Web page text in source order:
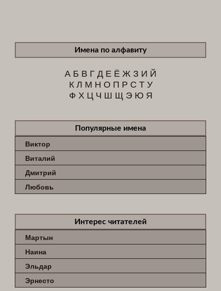
Имена по алфавиту
А Б В ГД Е Ё Ж З И Й
К Л М Н О П Р С Т У
Ф Х Ц Ч Ш Щ Э Ю Я
Популярные имена
Виктор
Виталий
Дмитрий
Любовь
Интерес читателей
Мартын
Наина
Эльдар
Эрнесто